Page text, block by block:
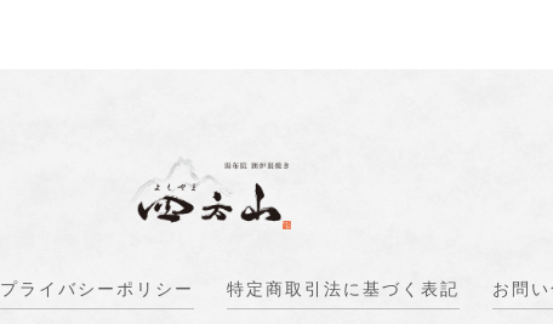
プライバシーポリシー 特定商取引法に基づく表記 お問